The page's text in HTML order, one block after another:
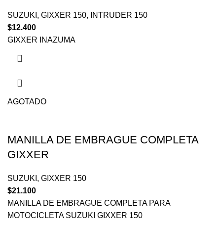
SUZUKI , GIXXER 150,
INTRUDER 150
$12.400
GIXXER INAZUMA
AGOTADO
MANILLA DE EMBRAGUE COMPLETA
GIXXER
SUZUKI , GIXXER 150
$21.100
MANILLA DE EMBRAGUE COMPLETA PARA
MOTOCICLETA SUZUKI GIXXER 150